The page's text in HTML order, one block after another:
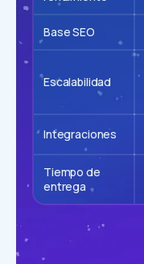
Base SEO
Escalabilidad
Integraciones
Tiempo de
entrega